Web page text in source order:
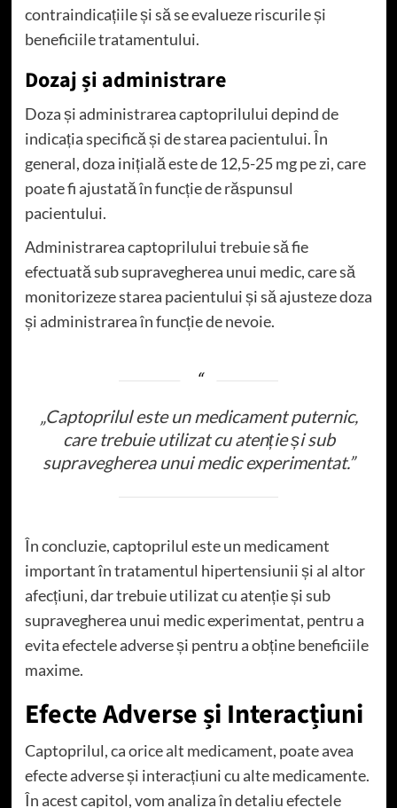
contraindicațiile și să se evalueze riscurile și
beneficiile tratamentului.
Dozaj și administrare
Doza și administrarea captoprilului depind de
indicația specifică și de starea pacientului. În
general, doza inițială este de 12,5-25 mg pe zi, care
poate fi ajustată în funcție de răspunsul
pacientului.
Administrarea captoprilului trebuie să fie
efectuată sub supravegherea unui medic, care să
monitorizeze starea pacientului și să ajusteze doza
și administrarea în funcție de nevoie.
„Captoprilul este un medicament puternic,
care trebuie utilizat cu atenție și sub
supravegherea unui medic experimentat.”
În concluzie, captoprilul este un medicament
important în tratamentul hipertensiunii și al altor
afecțiuni, dar trebuie utilizat cu atenție și sub
supravegherea unui medic experimentat, pentru a
evita efectele adverse și pentru a obține beneficiile
maxime.
Efecte Adverse și Interacțiuni
Captoprilul, ca orice alt medicament, poate avea
efecte adverse și interacțiuni cu alte medicamente.
În acest capitol, vom analiza în detaliu efectele